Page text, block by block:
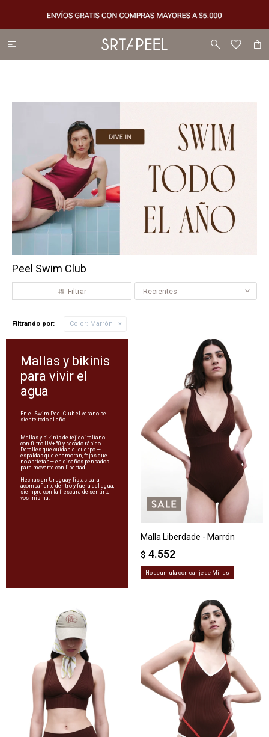

Peel Swim Club
Recientes
Filtrando por: Color: Marrón
Mallas y bikinis
para vivir el
agua
En el Swim Peel Club el verano se
siente todo el año.
Mallas y bikinis de tejido italiano
con filtro UV+50 y secado rápido.
Detalles que cuidan el cuerpo —
espaldas que enamoran, fajas que
no aprietan— en diseños pensados
para moverte con libertad.
Hechas en Uruguay, listas para
acompañarte dentro y fuera del agua,
siempre con la frescura de sentirte
vos misma.
Malla Liberdade - Marrón
$ 4.552
No acumula con canje de Millas